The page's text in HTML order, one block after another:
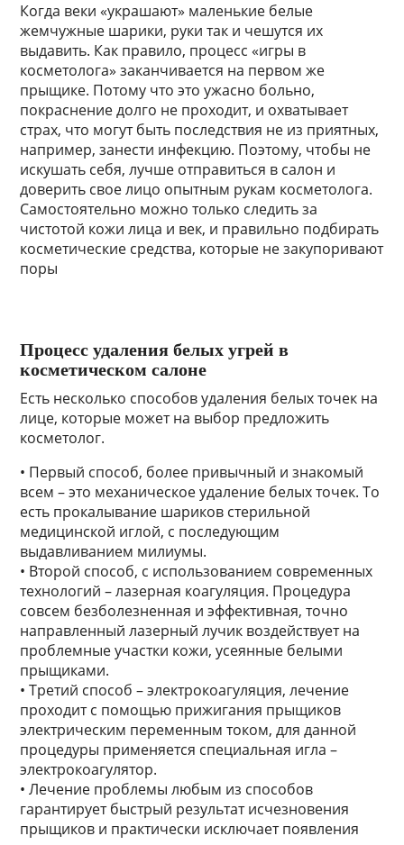
Когда веки «украшают» маленькие белые
жемчужные шарики, руки так и чешутся их
выдавить. Как правило, процесс «игры в
косметолога» заканчивается на первом же
прыщике. Потому что это ужасно больно,
покраснение долго не проходит, и охватывает
страх, что могут быть последствия не из приятных,
например, занести инфекцию. Поэтому, чтобы не
искушать себя, лучше отправиться в салон и
доверить свое лицо опытным рукам косметолога.
Самостоятельно можно только следить за
чистотой кожи лица и век, и правильно подбирать
косметические средства, которые не закупоривают
поры
Процесс удаления белых угрей в
косметическом салоне
Есть несколько способов удаления белых точек на
лице, которые может на выбор предложить
косметолог.
• Первый способ, более привычный и знакомый
всем – это механическое удаление белых точек. То
есть прокалывание шариков стерильной
медицинской иглой, с последующим
выдавливанием милиумы.
• Второй способ, с использованием современных
технологий – лазерная коагуляция. Процедура
совсем безболезненная и эффективная, точно
направленный лазерный лучик воздействует на
проблемные участки кожи, усеянные белыми
прыщиками.
• Третий способ – электрокоагуляция, лечение
проходит с помощью прижигания прыщиков
электрическим переменным током, для данной
процедуры применяется специальная игла –
электрокоагулятор.
• Лечение проблемы любым из способов
гарантирует быстрый результат исчезновения
прыщиков и практически исключает появления